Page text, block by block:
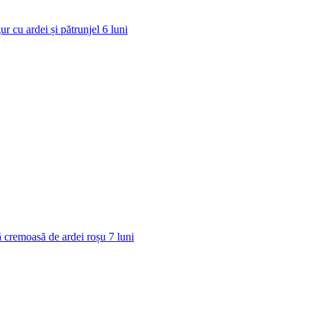
cu ardei și pătrunjel 6 luni
cremoasă de ardei roșu 7 luni